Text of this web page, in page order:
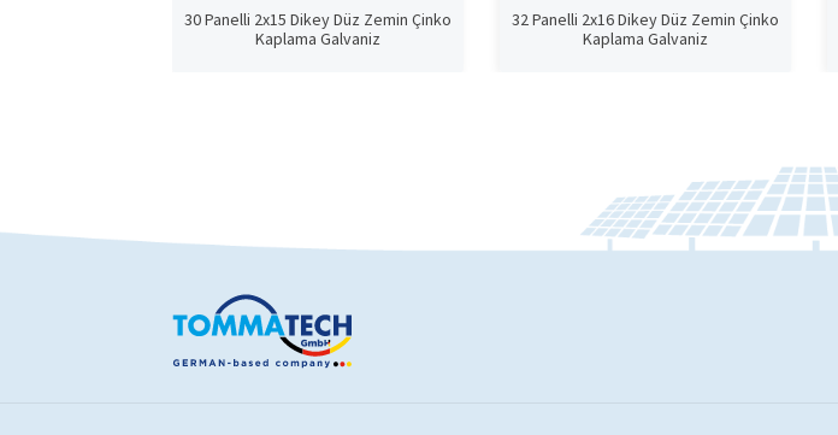
30 Panelli 2x15 Dikey Düz Zemin Çinko
Kaplama Galvaniz
32 Panelli 2x16 Dikey Düz Zemin Çinko
Kaplama Galvaniz